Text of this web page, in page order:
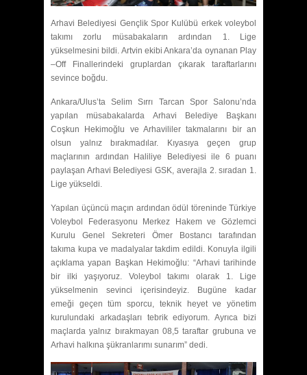
Arhavi Belediyesi Gençlik Spor Kulübü erkek voleybol
takımı zorlu müsabakaların ardından 1. Lige
yükselmesini bildi. Artvin ekibi Ankara’da oynanan Play
–Off Finallerindeki gruplardan çıkarak taraftarlarını
sevince boğdu.
Ankara/Ulus’ta Selim Sırrı Tarcan Spor Salonu’nda
yapılan müsabakalarda Arhavi Belediye Başkanı
Coşkun Hekimoğlu ve Arhavililer takmalarını bir an
olsun yalnız bırakmadılar. Kıyasıya geçen grup
maçlarının ardından Haliliye Belediyesi ile 6 puanı
paylaşan Arhavi Belediyesi GSK, averajla 2. sıradan 1.
Lige yükseldi.
Yapılan üçüncü maçın ardından ödül töreninde Türkiye
Voleybol Federasyonu Merkez Hakem ve Gözlemci
Kurulu Genel Sekreteri Ömer Bostancı tarafından
takıma kupa ve madalyalar takdim edildi. Konuyla ilgili
açıklama yapan Başkan Hekimoğlu: “Arhavi tarihinde
bir ilki yaşıyoruz. Voleybol takımı olarak 1. Lige
yükselmenin sevinci içerisindeyiz. Bugüne kadar
emeği geçen tüm sporcu, teknik heyet ve yönetim
kurulundaki arkadaşları tebrik ediyorum. Ayrıca bizi
maçlarda yalnız bırakmayan 08,5 taraftar grubuna ve
Arhavi halkına şükranlarımı sunarım” dedi.